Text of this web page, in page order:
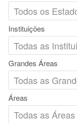
Instituições
Grandes Áreas
Áreas